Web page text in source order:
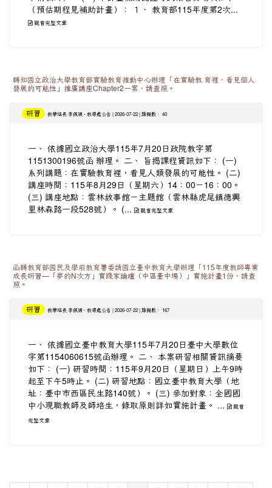
（預估期程見補助計畫）： １、 教育部115年度第2次...
觀看完整文章
轉知國立政治大學教育部實驗教育推動中心辦理「在實驗教 育裡，看見個人
發展的可能性」推廣講座Chapter2一案，請查照。
研習 教學組長 李佩穎 - 教導處公告 | 2026-07-22 | 點閱數： 40
一、 依據國立政治大學115年7月20日政院教字第
1151300196號函 辦理。 二、 旨揭課程資訊如下： (一)
系列講題：在實驗教育裡，看見人類發展的可能性。 (二)
講座時間：115年8月29日（星期六）14：00－16：00。
(三) 講座地點：雲林故事館－主題館（雲林縣虎尾鎮德興
里林森路一段528號）。 (...
觀看完整文章
函轉教育部國民及學前教育署委請國立臺中教育大學辦理「115年度教師專業
成長研習—「夢的N次方」實踐家論壇（中區臺中場）」實施計畫1份，請查
照。
研習 教學組長 李佩穎 - 教導處公告 | 2026-07-22 | 點閱數： 167
一、 依據國立臺中教育大學115年7月20日臺中大學數位
字第1154060615號函辦理。 二、 本案研習相關資訊摘要
如下： (一) 研習時間：115年9月20日（星期日）上午9時
起至下午5時止。 (二) 研習地點：國立臺中教育大學（地
址：臺中市西區民生路140號）。 (三) 參加對象：全國國
中小現職教師及師培生，錄取原則詳如實施計畫。 ...
觀看
完整文章